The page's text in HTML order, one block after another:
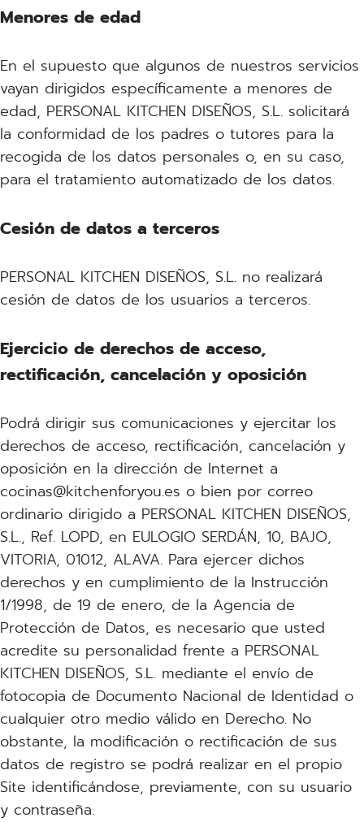
Menores de edad
En el supuesto que algunos de nuestros servicios
vayan dirigidos específicamente a menores de
edad, PERSONAL KITCHEN DISEÑOS, S.L. solicitará
la conformidad de los padres o tutores para la
recogida de los datos personales o, en su caso,
para el tratamiento automatizado de los datos.
Cesión de datos a terceros
PERSONAL KITCHEN DISEÑOS, S.L. no realizará
cesión de datos de los usuarios a terceros.
Ejercicio de derechos de acceso,
rectificación, cancelación y oposición
Podrá dirigir sus comunicaciones y ejercitar los
derechos de acceso, rectificación, cancelación y
oposición en la dirección de Internet a
cocinas@kitchenforyou.es o bien por correo
ordinario dirigido a PERSONAL KITCHEN DISEÑOS,
S.L., Ref. LOPD, en EULOGIO SERDÁN, 10, BAJO,
VITORIA, 01012, ALAVA. Para ejercer dichos
derechos y en cumplimiento de la Instrucción
1/1998, de 19 de enero, de la Agencia de
Protección de Datos, es necesario que usted
acredite su personalidad frente a PERSONAL
KITCHEN DISEÑOS, S.L. mediante el envío de
fotocopia de Documento Nacional de Identidad o
cualquier otro medio válido en Derecho. No
obstante, la modificación o rectificación de sus
datos de registro se podrá realizar en el propio
Site identificándose, previamente, con su usuario
y contraseña.